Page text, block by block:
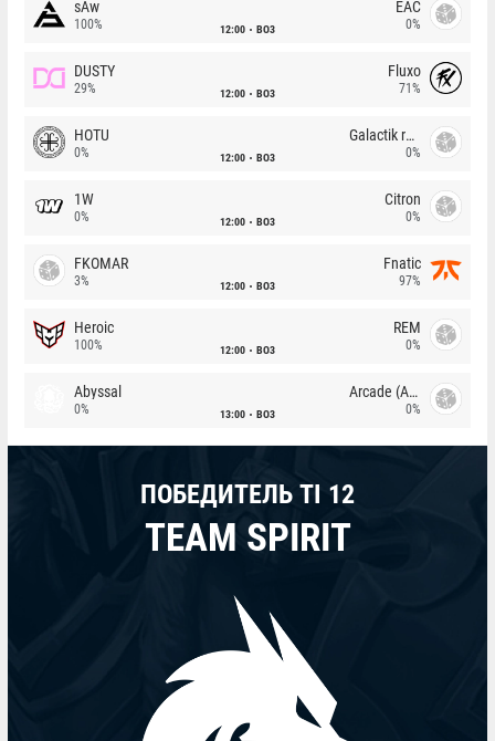
sAw
100% 12:00 BO3
EAC
0%
DUSTY
29% 12:00 BO3
Fluxo
71%
HOTU
0% 12:00 BO3
Galactik rebels
0%
1W
0% 12:00 BO3
Citron
0%
FKOMAR
3% 12:00 BO3
Fnatic
97%
Heroic
100% 12:00 BO3
REM
0%
Abyssal
0% 13:00 BO3
Arcade (AU)
0%
ПОБЕДИТЕЛЬ TI 12
TEAM SPIRIT